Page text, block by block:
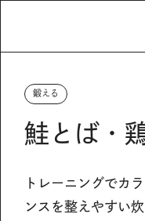
鍛える
鮭とば・
トレーニングでカ
ンスを整えやすい